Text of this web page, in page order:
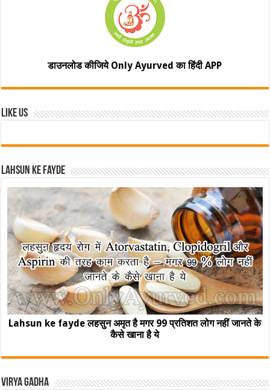
डाउनलोड कीजिये Only Ayurved का हिंदी APP
Like Us
Lahsun ke fayde
Lahsun ke fayde लहसुन अमृत है मगर 99 प्रतिशत लोग नहीं जानते के
कैसे खाना है ये
Virya Gadha